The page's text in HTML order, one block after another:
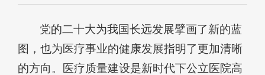
党的二十大为我国长远发展擘画了新的蓝
图，也为医疗事业的健康发展指明了更加清晰
的方向。医疗质量建设是新时代下公立医院高